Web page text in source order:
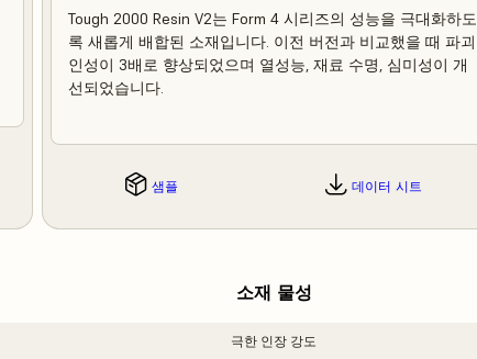
Tough 2000 Resin V2는 Form 4 시리즈의 성능을 극대화하도
록 새롭게 배합된 소재입니다. 이전 버전과 비교했을 때 파괴
인성이 3배로 향상되었으며 열성능, 재료 수명, 심미성이 개
선되었습니다.
샘플 데이터 시트
소재 물성
극한 인장 강도